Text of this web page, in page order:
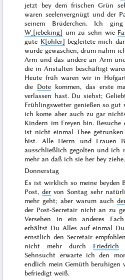
jetzt bey dem frischen Grün
waren seelenvergnügt und der
seinem Brüderchen. Ich
W˖[iebeking] um zu sehn wie
gute K[öhler] begleitete mich
wurde gewaschen, drum nahm
Arm und das andere an Arm
die in Anstalten beschäftigt
Heute früh waren wir in
die Dote kommen, das erste
verlassen hast. Du siehst;
Frühlingswetter genießen so gut
ich kome aber auch zu gar
Kindern im Freyen bin.
ist nicht einmal Thee
bist. Alle Herrn und Frauen
ausschließlich gegolten und ich
mehr an daß ich sie her bey ziehe.
Donnerstag
Es ist wirklich so meine beyden
Post, dervon Sontag sehr
mehr geht; aber warum auch
der Post-Secretair nicht an zu
Versehen in ein anderes
erhältst Du Alles auf einmal
ernstlich den Secretair
nicht mehr durch Friedrich
Sehnsucht erwarte ich den
endlich mein Gemüth beruhigen
befriedigt weiß.